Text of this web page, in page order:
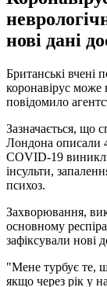
нові дані
Британські вчені
коронавірус може
повідомило
Зазначається, що
Лондона описали
COVID-19
інсульти,
психоз.
Захворювання,
основному
зафіксували нові
"Мене турбує те,
якщо через рік у